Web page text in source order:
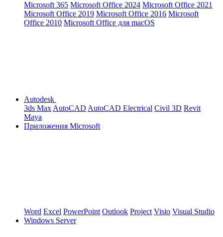
Microsoft 365 Microsoft Office 2024 Microsoft Office 2021
Microsoft Office 2019 Microsoft Office 2016 Microsoft
Office 2010 Microsoft Office для macOS
Autodesk
3ds Max AutoCAD AutoCAD Electrical Civil 3D Revit
Maya
Приложения Microsoft
Word Excel PowerPoint Outlook Project Visio Visual Studio
Windows Server